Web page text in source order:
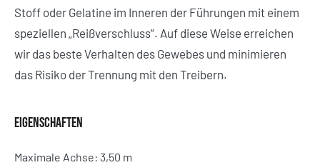
Stoff oder Gelatine im Inneren der Führungen mit einem
speziellen „Reißverschluss“. Auf diese Weise erreichen
wir das beste Verhalten des Gewebes und minimieren
das Risiko der Trennung mit den Treibern.
EIGENSCHAFTEN
Maximale Achse: 3,50 m